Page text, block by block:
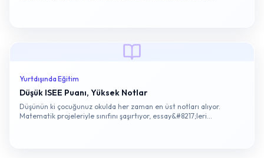
Yurtdışında Eğitim
Düşük ISEE Puanı, Yüksek Notlar
Düşünün ki çocuğunuz okulda her zaman en üst notları alıyor.
Matematik projeleriyle sınıfını şaşırtıyor, essay&#8217;leri